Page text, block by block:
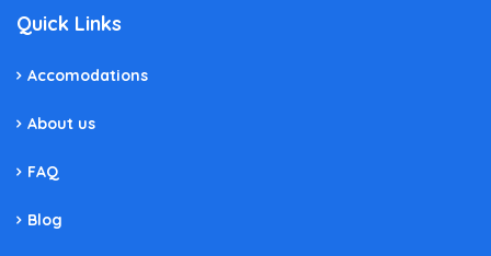
Quick Links
Accomodations
About us
FAQ
Blog